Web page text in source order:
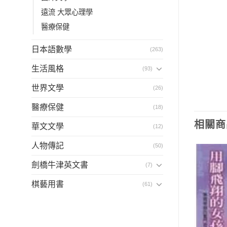
遠流 大眾心理學
醫療保健
日本語數學 (263)
生活風格 (93)
世界文學 (26)
醫療保健 (18)
華文文學 (12)
人物傳記 (50)
劍橋牛津英文書 (7)
棋藝用書 (61)
相關